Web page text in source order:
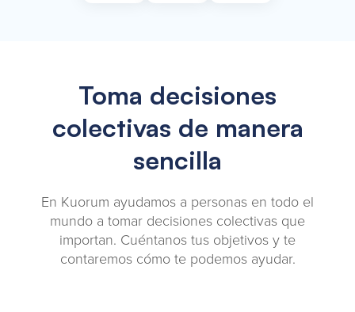
Toma decisiones
colectivas de manera
sencilla
En Kuorum ayudamos a personas en todo el
mundo a tomar decisiones colectivas que
importan. Cuéntanos tus objetivos y te
contaremos cómo te podemos ayudar.